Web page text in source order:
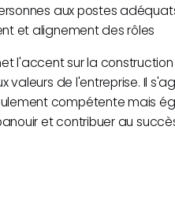
aux postes
et alignement des rôles
l'accent sur la
valeurs de l'entreprise. Il
compétente mais
et contribuer au